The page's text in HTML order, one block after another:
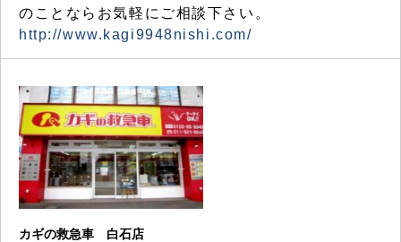
のことならお気軽にご相談下さい。
http://www.kagi9948nishi.com/
カギの救急車 白石店